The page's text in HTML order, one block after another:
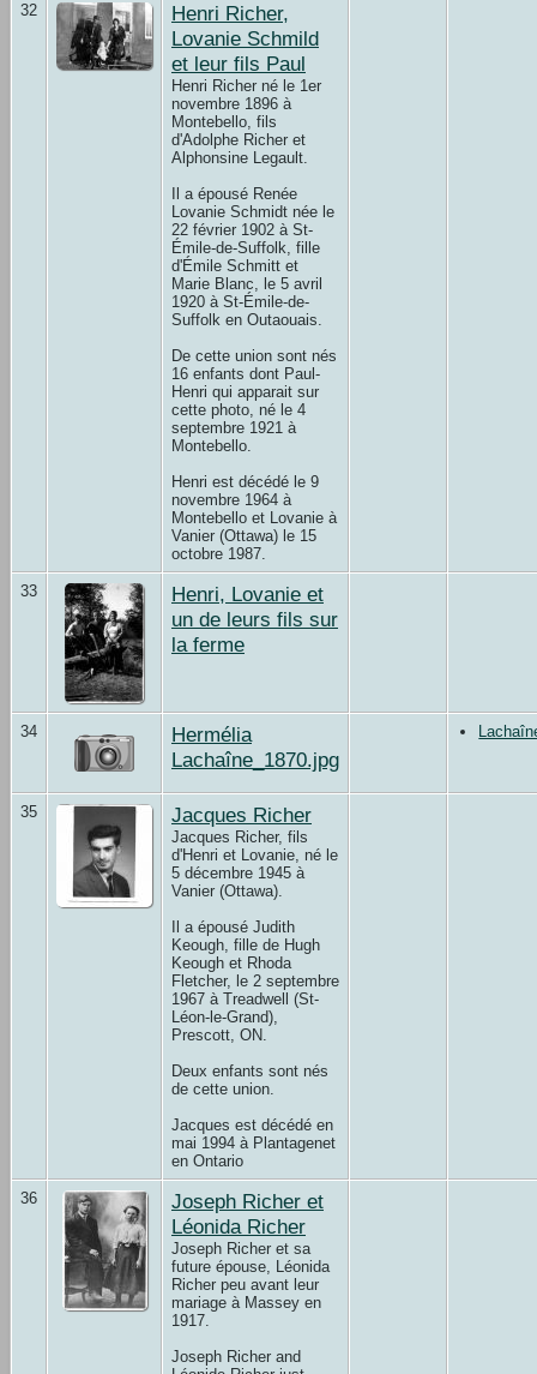
32
Henri Richer,
Lovanie Schmild
et leur fils Paul
Henri Richer né le 1er
novembre 1896 à
Montebello, fils
d'Adolphe Richer et
Alphonsine Legault.
Il a épousé Renée
Lovanie Schmidt née le
22 février 1902 à St-
Émile-de-Suffolk, fille
d'Émile Schmitt et
Marie Blanc, le 5 avril
1920 à St-Émile-de-
Suffolk en Outaouais.
De cette union sont nés
16 enfants dont Paul-
Henri qui apparait sur
cette photo, né le 4
septembre 1921 à
Montebello.
Henri est décédé le 9
novembre 1964 à
Montebello et Lovanie à
Vanier (Ottawa) le 15
octobre 1987.
33
Henri, Lovanie et
un de leurs fils sur
la ferme
34
Hermélia
Lachaîne_1870.jpg
35 Jacques Richer
Jacques Richer, fils
d'Henri et Lovanie, né le
5 décembre 1945 à
Vanier (Ottawa).
Il a épousé Judith
Keough, fille de Hugh
Keough et Rhoda
Fletcher, le 2 septembre
1967 à Treadwell (St-
Léon-le-Grand),
Prescott, ON.
Deux enfants sont nés
de cette union.
Jacques est décédé en
mai 1994 à Plantagenet
en Ontario
36
Joseph Richer et
Léonida Richer
Joseph Richer et sa
future épouse, Léonida
Richer peu avant leur
mariage à Massey en
1917.
Joseph Richer and